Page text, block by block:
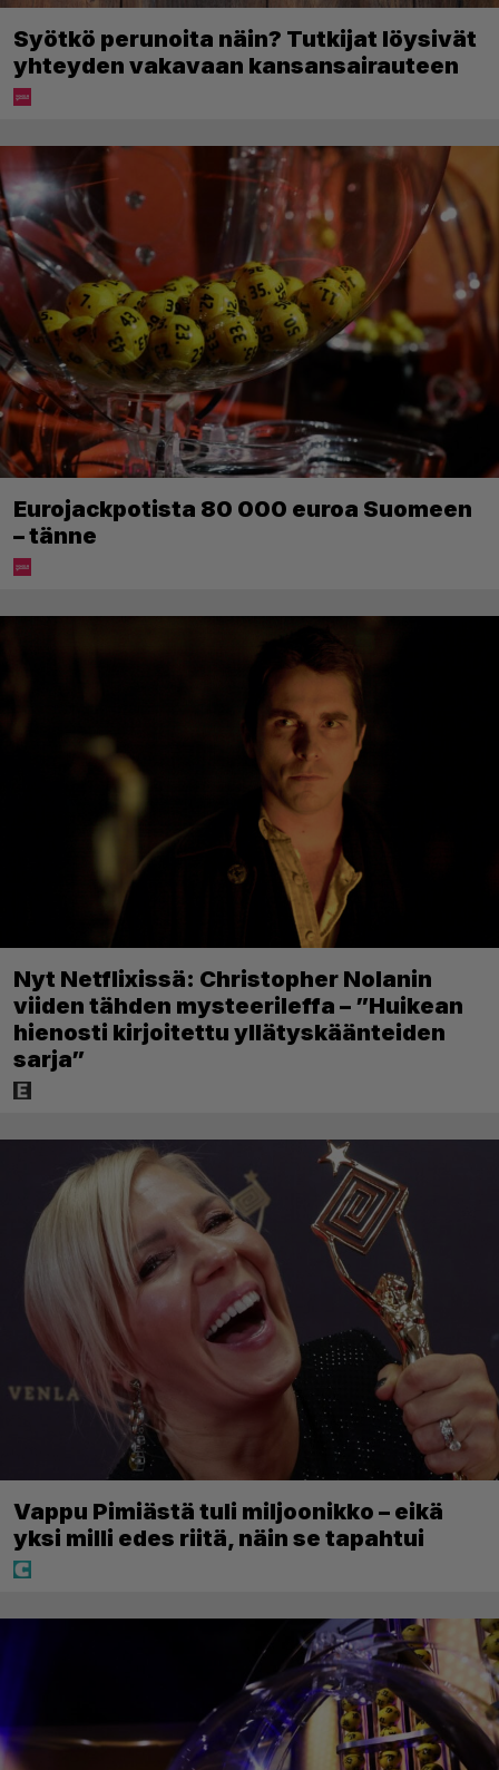
Syötkö perunoita näin? Tutkijat löysivät
yhteyden vakavaan kansansairauteen
Eurojackpotista 80 000 euroa Suomeen
– tänne
Nyt Netflixissä: Christopher Nolanin
viiden tähden mysteerileffa – ”Huikean
hienosti kirjoitettu yllätyskäänteiden
sarja”
Vappu Pimiästä tuli miljoonikko – eikä
yksi milli edes riitä, näin se tapahtui